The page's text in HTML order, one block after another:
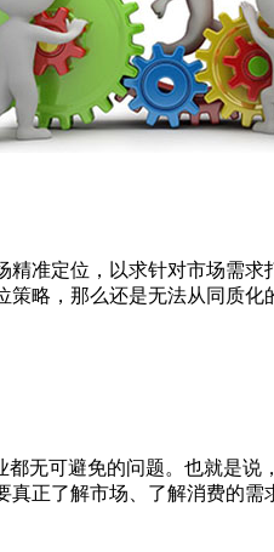
精准定位，以求针对市场需
略，那么还是无法从同质
都无可避免的问题。也就是
正了解市场、了解消费的需